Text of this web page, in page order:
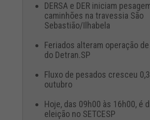
DERSA e DER iniciam
caminhões na travessia São
Sebastião/Ilhabela
Feriados alteram operação
do Detran.SP
Fluxo de pesados cresceu
outubro
Hoje, das 09h00 às 16h00, é
eleição no SETCESP